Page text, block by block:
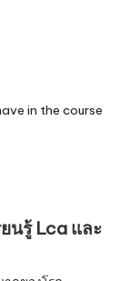
in the course
นรู้ Lca และ